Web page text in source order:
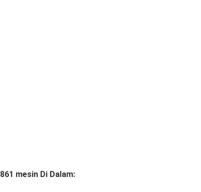
861 mesin Di Dalam: